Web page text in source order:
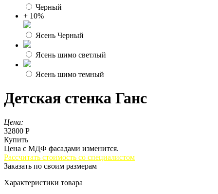
Черный
+ 10%
Ясень Черный
Ясень шимо светлый
Ясень шимо темный
Детская стенка Ганс
Цена:
32800 Р
Купить
Цена с МДФ фасадами изменится.
Рассчитать стоимость со специалистом
Заказать по своим размерам
Характеристики товара